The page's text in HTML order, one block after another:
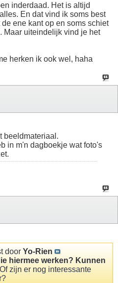
inderdaad. Het is altijd
En dat vind ik soms best
ene kant op en soms schiet
Maar uiteindelijk vind je het
herken ik ook wel, haha
beeldmateriaal.
in m'n dagboekje wat foto's
door Yo-Rien
hiermee werken? Kunnen
Of zijn er nog interessante